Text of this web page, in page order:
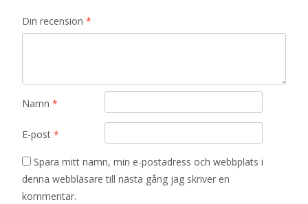
Din recension *
Namn *
E-post *
Spara mitt namn, min e-postadress och webbplats i
denna webbläsare till nästa gång jag skriver en
kommentar.